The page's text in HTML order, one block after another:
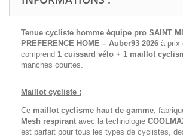
Tenue cycliste homme équipe pro SAINT
PREFERENCE HOME – Auber93 2026 à prix
comprend 1 cuissard vélo + 1 maillot
manches courtes.
Maillot cycliste :
Ce maillot cyclisme haut de gamme,
Mesh respirant avec la technologie
est parfait pour tous les types de cyclistes,